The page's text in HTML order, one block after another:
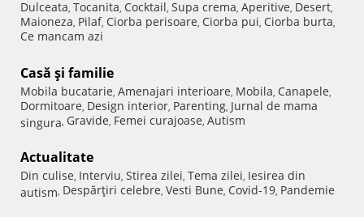
Dulceata, Tocanita, Cocktail, Supa crema, Aperitive, Desert,
Maioneza, Pilaf, Ciorba perisoare, Ciorba pui, Ciorba burta,
Ce mancam azi
Casă şi familie
Mobila bucatarie, Amenajari interioare, Mobila, Canapele,
Dormitoare, Design interior, Parenting, Jurnal de mama
singura, Gravide, Femei curajoase, Autism
Actualitate
Din culise, Interviu, Stirea zilei, Tema zilei, Iesirea din
autism, Despărţiri celebre, Vesti Bune, Covid-19, Pandemie